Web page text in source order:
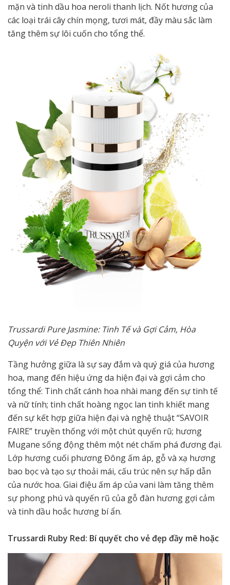
mặn và tinh dầu hoa neroli thanh lịch. Nốt hương của
các loại trái cây chín mọng, tươi mát, đầy màu sắc làm
tăng thêm sự lôi cuốn cho tổng thể.
Trussardi Pure Jasmine: Tinh Tế và Gợi Cảm, Hòa
Quyện với Vẻ Đẹp Thiên Nhiên
Tầng hưởng giữa là sự say đắm và quý giá của hương
hoa, mang đến hiệu ứng da hiện đại và gợi cảm cho
tổng thể: Tinh chất cánh hoa nhài mang đến sự tinh tế
và nữ tính; tinh chất hoàng ngọc lan tinh khiết mang
đến sự kết hợp giữa hiện đại và nghệ thuật “SAVOIR
FAIRE” truyền thống với một chút quyến rũ; hương
Mugane sống động thêm một nét chấm phá đương đại.
Lớp hương cuối phương Đông ấm áp, gỗ và xạ hương
bao bọc và tạo sự thoải mái, cấu trúc nên sự hấp dẫn
của nước hoa. Giai điệu ấm áp của vani làm tăng thêm
sự phong phú và quyến rũ của gỗ đàn hương gợi cảm
và tinh dầu hoắc hương bí ẩn.
Trussardi Ruby Red: Bí quyết cho vẻ đẹp đầy mê hoặc